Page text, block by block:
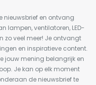
nieuwsbrief en ontvang
lampen, ventilatoren, LED-
zo veel meer! Je ontvangt
en inspiratieve content.
jouw mening belangrijk en
Je kan op elk moment
de nieuwsbrief te